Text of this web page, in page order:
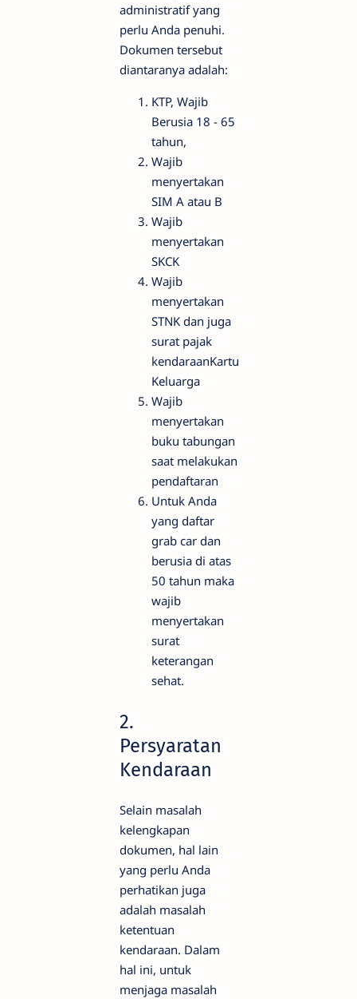
administratif yang
perlu Anda penuhi.
Dokumen tersebut
diantaranya adalah:
KTP, Wajib
Berusia 18 - 65
tahun,
Wajib
menyertakan
SIM A atau B
Wajib
menyertakan
SKCK
Wajib
menyertakan
STNK dan juga
surat pajak
kendaraanKartu
Keluarga
Wajib
menyertakan
buku tabungan
saat melakukan
pendaftaran
Untuk Anda
yang daftar
grab car dan
berusia di atas
50 tahun maka
wajib
menyertakan
surat
keterangan
sehat.
2.
Persyaratan
Kendaraan
Selain masalah
kelengkapan
dokumen, hal lain
yang perlu Anda
perhatikan juga
adalah masalah
ketentuan
kendaraan. Dalam
hal ini, untuk
menjaga masalah